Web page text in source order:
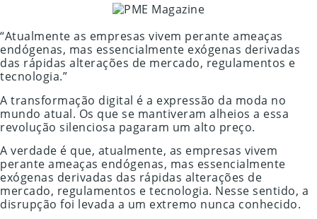
“Atualmente as empresas vivem perante ameaças
endógenas, mas essencialmente exógenas derivadas
das rápidas alterações de mercado, regulamentos e
tecnologia.”
A transformação digital é a expressão da moda no
mundo atual. Os que se mantiveram alheios a essa
revolução silenciosa pagaram um alto preço.
A verdade é que, atualmente, as empresas vivem
perante ameaças endógenas, mas essencialmente
exógenas derivadas das rápidas alterações de
mercado, regulamentos e tecnologia. Nesse sentido, a
disrupção foi levada a um extremo nunca conhecido.